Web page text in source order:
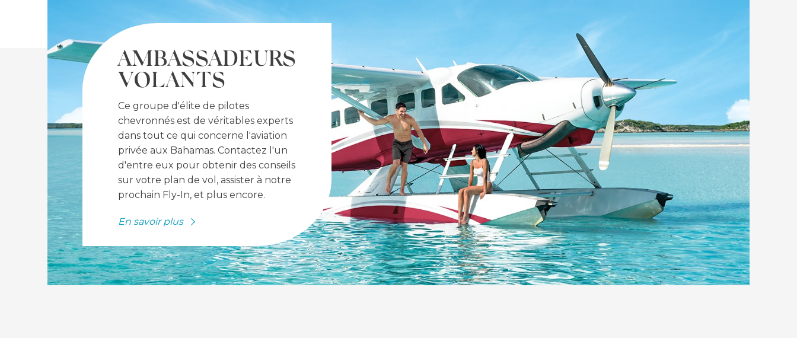
AMBASSADEURS
VOLANTS
Ce groupe d'élite de pilotes
chevronnés est de véritables experts
dans tout ce qui concerne l'aviation
privée aux Bahamas. Contactez l'un
d'entre eux pour obtenir des conseils
sur votre plan de vol, assister à notre
prochain Fly-In, et plus encore.
En savoir plus